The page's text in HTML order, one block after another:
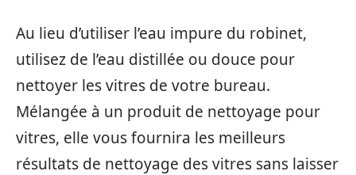
Au lieu d’utiliser l’eau impure du robinet,
utilisez de l’eau distillée ou douce pour
nettoyer les vitres de votre bureau.
Mélangée à un produit de nettoyage pour
vitres, elle vous fournira les meilleurs
résultats de nettoyage des vitres sans laisser